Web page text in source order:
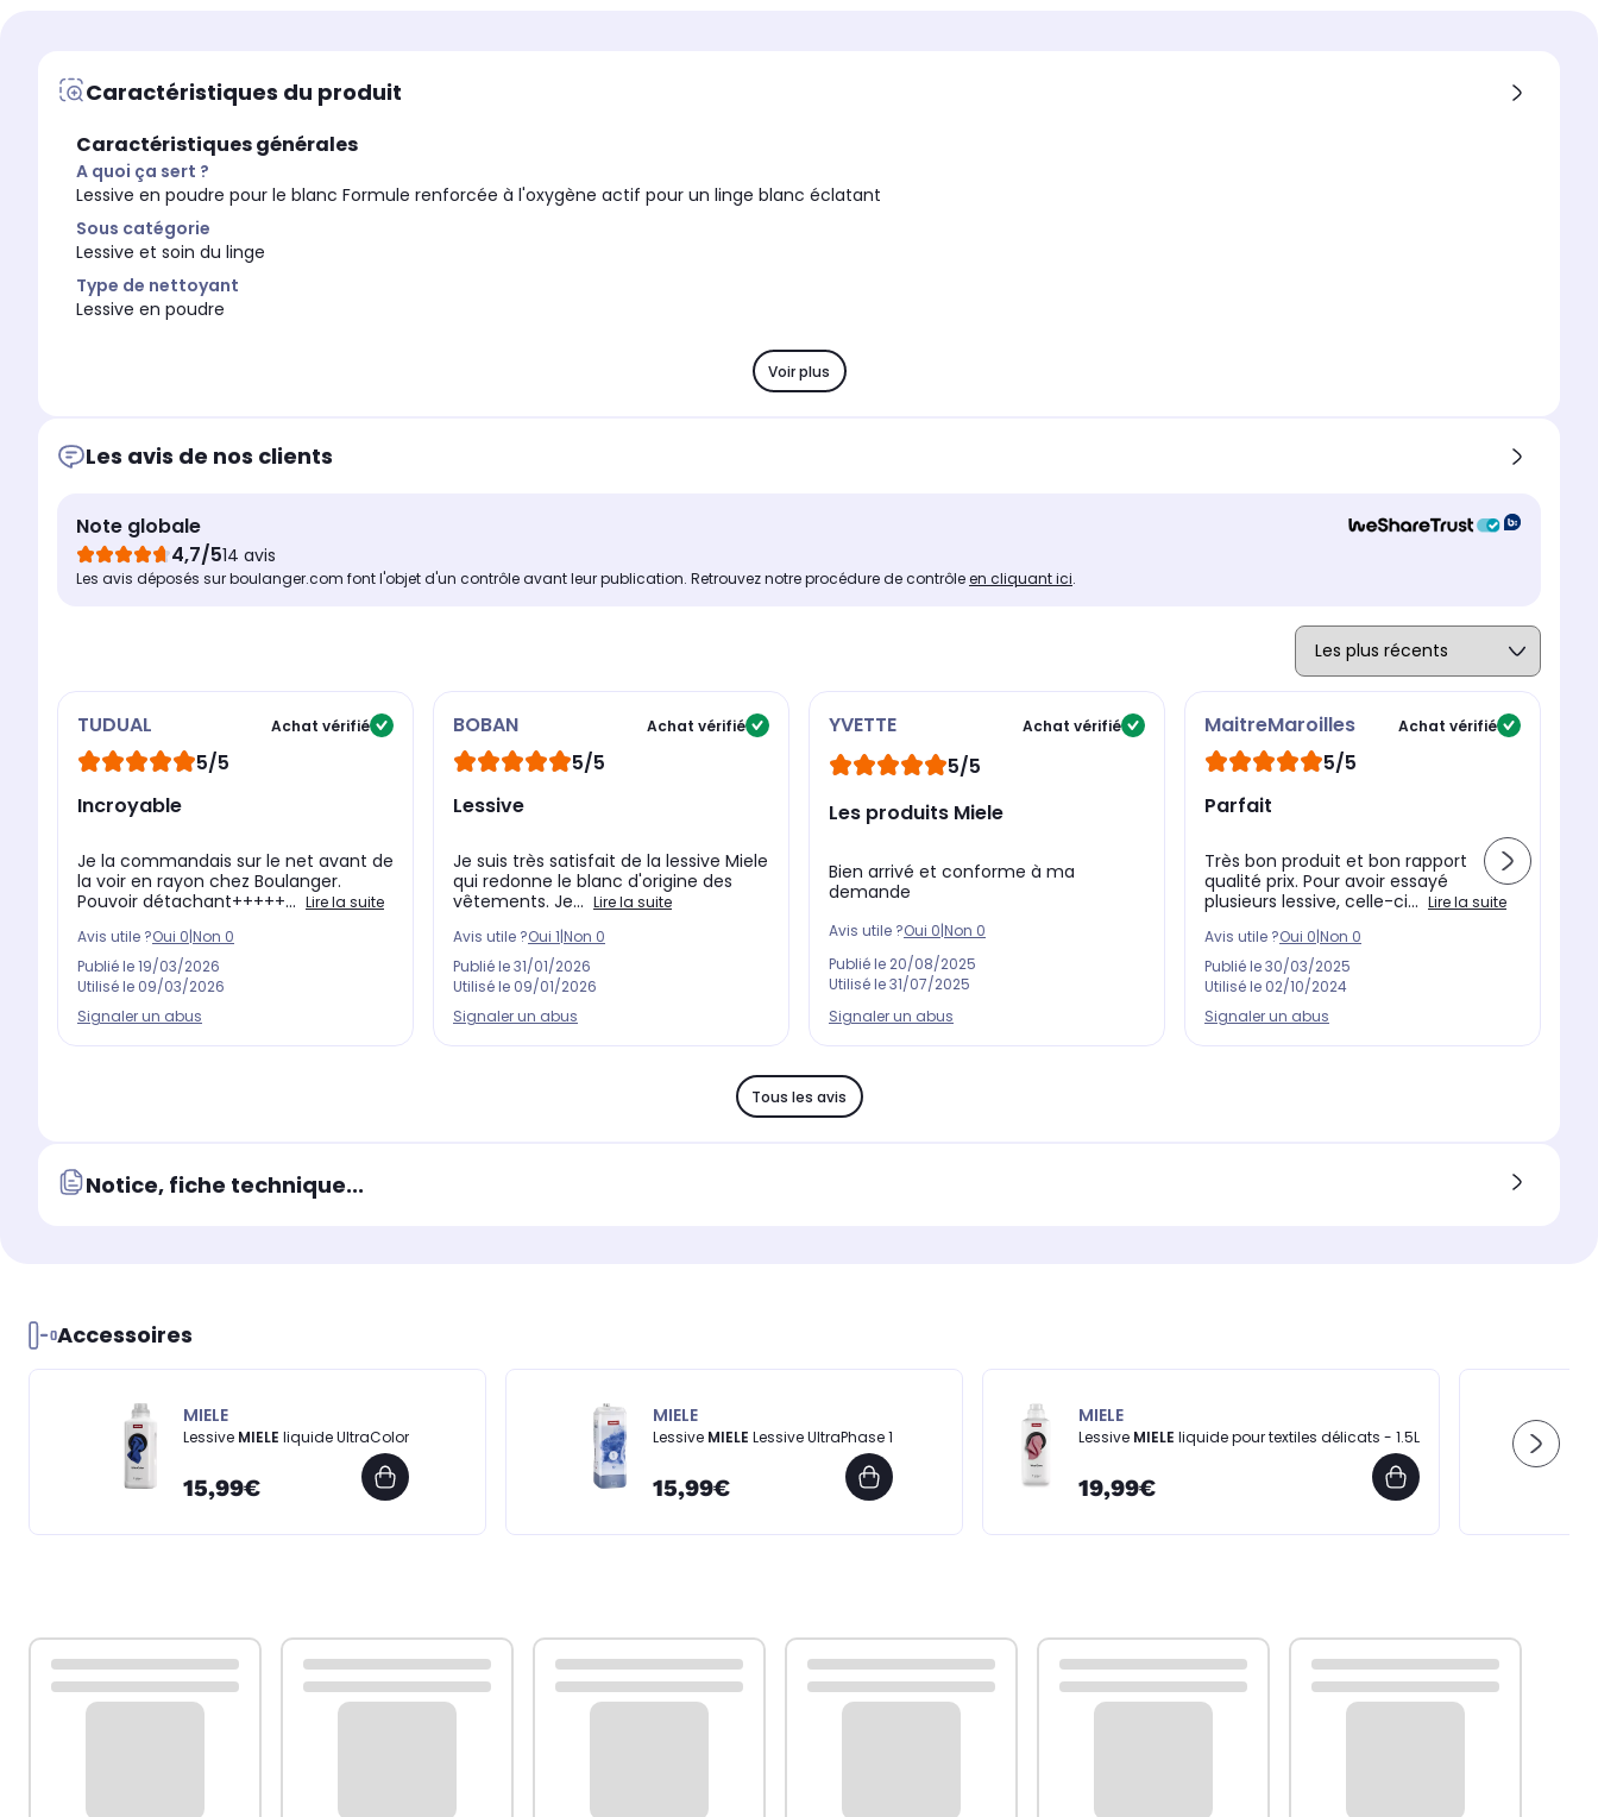
Caractéristiques du produit
Caractéristiques générales
A quoi ça sert ?
Lessive en poudre pour le blanc Formule renforcée à l'oxygène actif pour un linge blanc éclatant
Sous catégorie
Lessive et soin du linge
Type de nettoyant
Lessive en poudre
Voir plus
Les avis de nos clients
Note globale
4,7/514 avis
Les avis déposés sur boulanger.com font l'objet d'un contrôle avant leur publication. Retrouvez notre procédure de contrôleen cliquant ici.
TUDUAL Achat vérifié
5/5
Incroyable
Je la commandais sur le net avant de
la voir en rayon chez Boulanger.
Pouvoir détachant+++++... Lire la suite
Avis utile ?Oui 0|Non 0
Publié le19/03/2026
Utilisé le 09/03/2026
Signaler un abus
BOBAN Achat vérifié
5/5
Lessive
Je suis très satisfait de la lessive Miele
qui redonne le blanc d'origine des
vêtements. Je... Lire la suite
Avis utile ?Oui 1|Non 0
Publié le31/01/2026
Utilisé le 09/01/2026
Signaler un abus
YVETTE Achat vérifié
5/5
Les produits Miele
Bien arrivé et conforme à ma
demande
Avis utile ?Oui 0|Non 0
Publié le 20/08/2025
Utilisé le31/07/2025
Signaler un abus
MaitreMaroilles Achat vérifié
5/5
Parfait
Très bon produit et bon rapport
qualité prix. Pour avoir essayé
plusieurs lessive, celle-ci... Lire la suite
Avis utile ?Oui 0|Non 0
Publié le30/03/2025
Utilisé le 02/10/2024
Signaler un abus
Tous les avis
Notice, fiche technique...
Accessoires
MIELE
Lessive MIELE liquide UltraColor
15,99€
MIELE
Lessive MIELE Lessive UltraPhase 1
15,99€
MIELE
Lessive MIELE liquide pour textiles délicats - 1.5L
19,99€